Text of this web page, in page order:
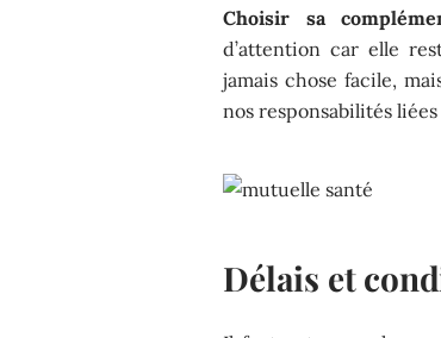
Choisir sa
d’attention car elle
jamais chose facile,
nos responsabilités
Délais et